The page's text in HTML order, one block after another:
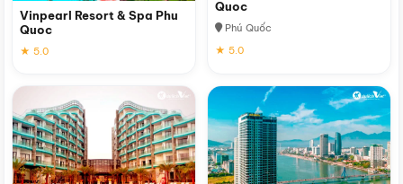
Vinpearl Resort & Spa Phu
Quoc
★ 5.0
Quoc
Phú Quốc
★ 5.0